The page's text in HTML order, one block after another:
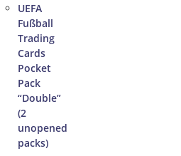
UEFA
Fußball
Trading
Cards
Pocket
Pack
“Double”
(2
unopened
packs)